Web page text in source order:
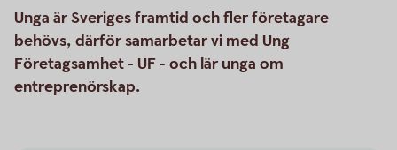
Unga är Sveriges framtid och fler företagare
behövs, därför samarbetar vi med Ung
Företagsamhet - UF - och lär unga om
entreprenörskap.